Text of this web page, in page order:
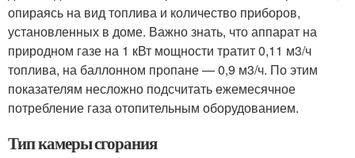
опираясь на вид топлива и количество приборов,
установленных в доме. Важно знать, что аппарат на
природном газе на 1 кВт мощности тратит 0,11 м3/ч
топлива, на баллонном пропане — 0,9 м3/ч. По этим
показателям несложно подсчитать ежемесячное
потребление газа отопительным оборудованием.
Тип камеры сгорания